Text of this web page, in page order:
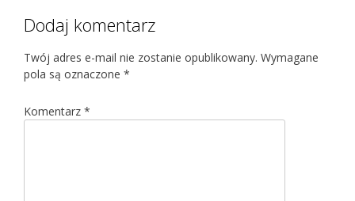
Dodaj komentarz
Twój adres e-mail nie zostanie opublikowany. Wymagane
pola są oznaczone *
Komentarz *